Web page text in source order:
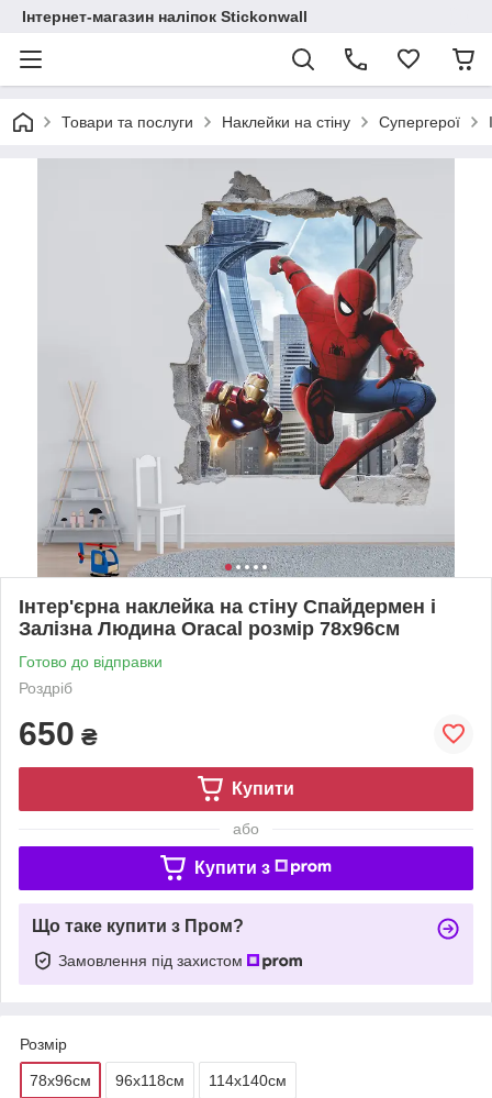
Інтернет-магазин наліпок Stickonwall
Товари та послуги Наклейки на стіну Супергерої
Інтер'єрна наклейка на стіну Спайдермен і
Залізна Людина Oracal розмір 78х96см
Готово до відправки
Роздріб
650 ₴
Купити
або
Купити з
Що таке купити з Пром?
Замовлення під захистом
Розмір
78x96см 96х118см 114х140см